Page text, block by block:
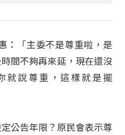
：「主委不是尊重啦，是
間不夠再來延，現在還沒
就說尊重，這樣就是擺
公告年限？原民會表示尊